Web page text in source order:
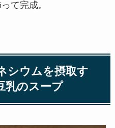
て完成。
シウムを摂取す
乳のスープ